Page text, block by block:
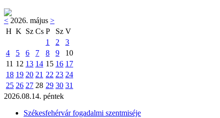
< 2026. május >
H K Sz Cs P Sz V
1
2
3
4
5 6 7 8 9
10
11 12 13 14 15 16 17
18 19 20 21 22 23 24
25 26 27 28 29 30 31
2026.08.14. péntek
Székesfehérvár fogadalmi szentmiséje